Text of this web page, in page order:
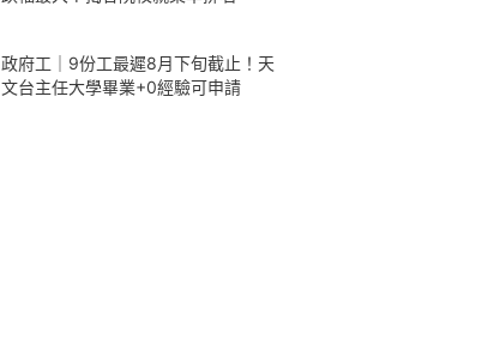
政府工｜9份工最遲8月下旬截止！天
文台主任大學畢業+0經驗可申請